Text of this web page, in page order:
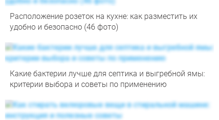
Расположение розеток на кухне: как разместить их
удобно и безопасно (46 фото)
Какие бактерии лучше для септика и выгребной ямы:
критерии выбора и советы по применению